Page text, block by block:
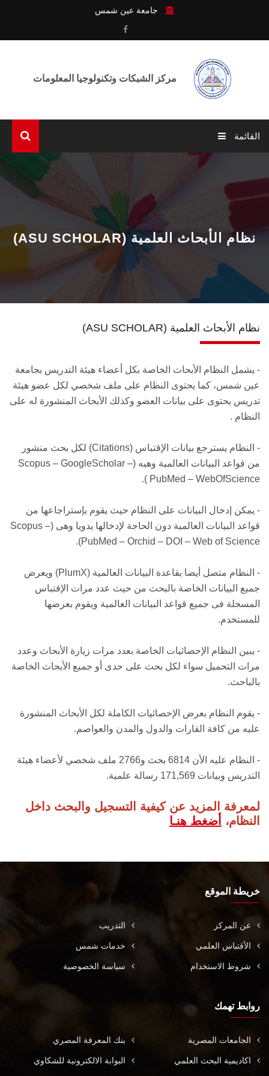
جامعة عين شمس
القائمة
الرئيسية
عن المركـز
الوحـدات
الخدمـات
اتصل بنـا
(ASU SCHOLAR) نظام الأبحاث العلمية
(ASU SCHOLAR) نظام الأبحاث العلمية
- يشمل النظام الأبحاث الخاصة بكل أعضاء هيئة التدريس بجامعة
عين شمس، كما يحتوى النظام على ملف شخصي لكل عضو هيئة
تدريس يحتوى على بيانات العضو وكذلك الأبحاث المنشورة له على
النظام .
- النظام يسترجع بيانات الإقتباس (Citations) لكل بحث منشور
من قواعد البيانات العالمية وهيه (Scopus – GoogleScholar –
PubMed – WebOfScience ).
- يمكن إدخال البيانات على النظام حيث يقوم بإستراجاعها من
قواعد البيانات العالمية دون الحاجة لإدخالها يدويا وهى (Scopus –
PubMed – Orchid – DOI – Web of Science).
- النظام متصل أيضا بقاعدة البيانات العالمية (PlumX) ويعرض
جميع البيانات الخاصة بالبحث من حيث عدد مرات الإقتباس
المسجلة فى جميع قواعد البيانات العالمية ويقوم بعرضها
للمستخدم.
- يبين النظام الإحصائيات الخاصة بعدد مرات زيارة الأبحاث وعدد
مرات التحميل سواء لكل بحث على حدى أو جميع الأبحاث الخاصة
بالباحث.
- يقوم النظام بعرض الإحصائيات الكاملة لكل الأبحاث المنشورة
عليه من كافة القارات والدول والمدن والعواصم.
- النظام عليه الأن 6814 بحث و2766 ملف شخصي لأعضاء هيئة
التدريس وبيانات 171,569 رسالة علمية.
لمعرفة المزيد عن كيفية التسجيل والبحث داخل
النظام،
أضغط هنـا
خريطة الموقع
عن المركز التدريب
الأقتباس العلمي خدمات شمس
شروط الاستخدام سياسة الخصوصية
روابط تهمك
الجامعات المصرية بنك المعرفة المصري
اكاديمية البحث العلمي البوابة الالكترونية للشكاوي